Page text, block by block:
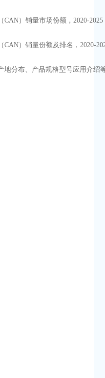
）销量市场份额，2020-
）销量份额及排名，2020-
地分布、产品规格型号应用介绍